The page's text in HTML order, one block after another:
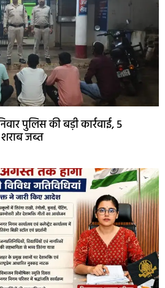
पुलिस की बड़ी कार्रवाई, 5
जब्त